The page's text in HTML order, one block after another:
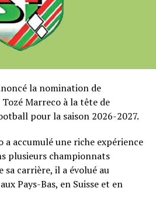
la nomination de
Marreco à la tête de
pour la saison 2026-2027.
a accumulé une riche expérience
plusieurs championnats
sa carrière, il a évolué au
Pays-Bas, en Suisse et en